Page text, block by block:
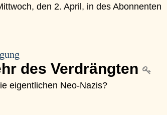
den 2. April, in des Abonnenten
des Verdrängten
eigentlichen Neo-Nazis?